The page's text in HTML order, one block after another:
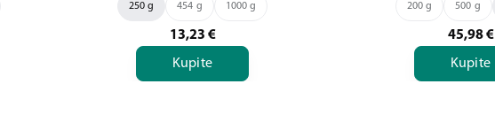
250 g 454 g 1000 g
13,23 €
Kupite
200 g 500 g
45,98 €
Kupite